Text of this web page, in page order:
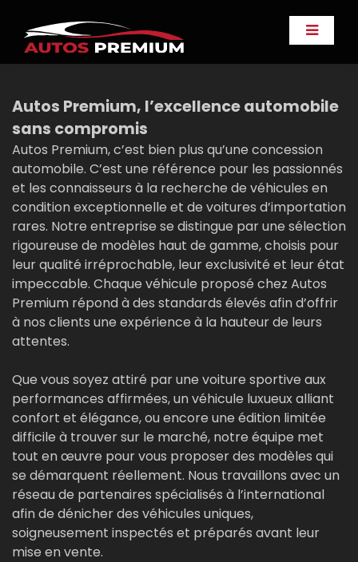
Autos Premium, l’excellence automobile
sans compromis
Autos Premium, c’est bien plus qu’une concession
automobile. C’est une référence pour les passionnés
et les connaisseurs à la recherche de véhicules en
condition exceptionnelle et de voitures d’importation
rares. Notre entreprise se distingue par une sélection
rigoureuse de modèles haut de gamme, choisis pour
leur qualité irréprochable, leur exclusivité et leur état
impeccable. Chaque véhicule proposé chez Autos
Premium répond à des standards élevés afin d’offrir
à nos clients une expérience à la hauteur de leurs
attentes.
Que vous soyez attiré par une voiture sportive aux
performances affirmées, un véhicule luxueux alliant
confort et élégance, ou encore une édition limitée
difficile à trouver sur le marché, notre équipe met
tout en œuvre pour vous proposer des modèles qui
se démarquent réellement. Nous travaillons avec un
réseau de partenaires spécialisés à l’international
afin de dénicher des véhicules uniques,
soigneusement inspectés et préparés avant leur
mise en vente.